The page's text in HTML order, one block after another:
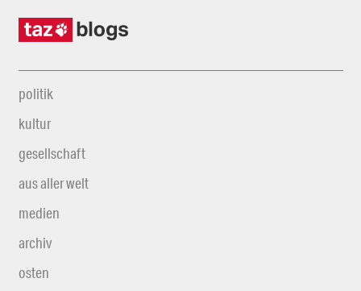
politik
kultur
gesellschaft
aus aller welt
medien
archiv
osten